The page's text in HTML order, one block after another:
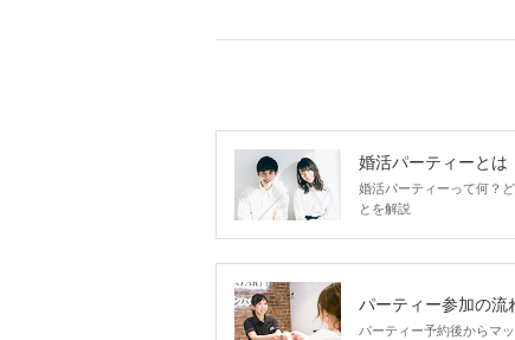
婚活パーティーとは
婚活パーティーって何？
とを解説
パーティー参加の流
パーティー予約後からマ